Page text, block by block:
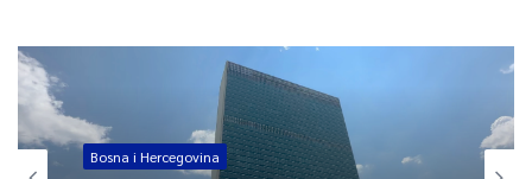
Bosna i Hercegovina